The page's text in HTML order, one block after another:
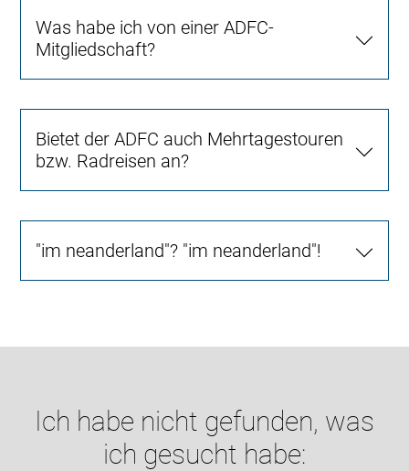
Was habe ich von einer ADFC-
Mitgliedschaft?
Bietet der ADFC auch Mehrtagestouren
bzw. Radreisen an?
"im neanderland"? "im neanderland"!
Ich habe nicht gefunden, was
ich gesucht habe: